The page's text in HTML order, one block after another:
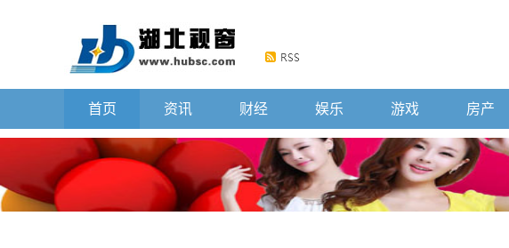
首页 资讯 财经 娱乐 游戏 房产